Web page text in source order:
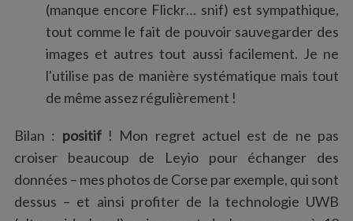
(manque encore Flickr… snif) est sympathique,
tout comme le fait de pouvoir sauvegarder des
images et autres tout aussi facilement. Je ne
l'utilise pas de manière systématique mais tout
de même assez régulièrement !
Bilan : positif! Mon regret actuel est de ne pas
croiser beaucoup de Leyio pour échanger des
données – mes photos de Corse par exemple, qui sont
dessus – et ainsi profiter de la technologie UWB
S
a
h